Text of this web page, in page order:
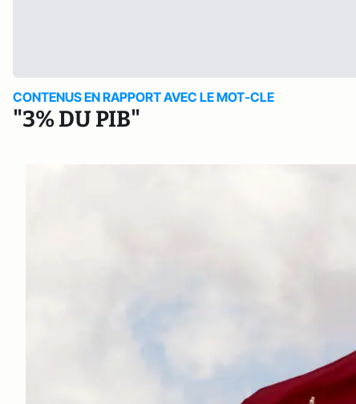
CONTENUS EN RAPPORT AVEC LE MOT-CLE
"3% DU PIB"